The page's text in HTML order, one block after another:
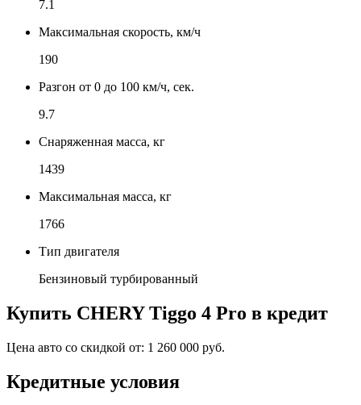
7.1
Максимальная скорость, км/ч
190
Разгон от 0 до 100 км/ч, сек.
9.7
Снаряженная масса, кг
1439
Максимальная масса, кг
1766
Тип двигателя
Бензиновый турбированный
Купить CHERY Tiggo 4 Pro в кредит
Цена авто со скидкой от: 1 260 000 руб.
Кредитные условия